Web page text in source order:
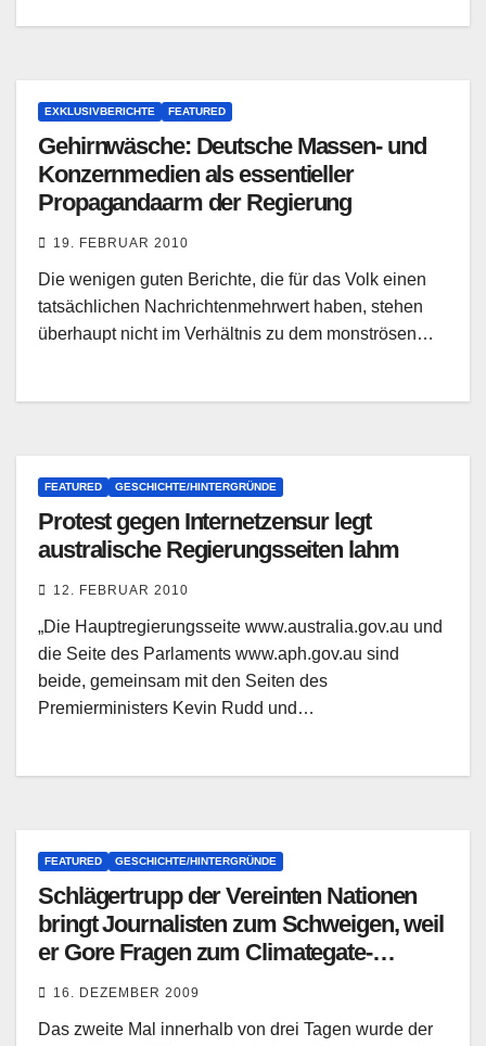
EXKLUSIVBERICHTE FEATURED
Gehirnwäsche: Deutsche Massen- und
Konzernmedien als essentieller
Propagandaarm der Regierung
19. FEBRUAR 2010
Die wenigen guten Berichte, die für das Volk einen
tatsächlichen Nachrichtenmehrwert haben, stehen
überhaupt nicht im Verhältnis zu dem monströsen…
FEATURED GESCHICHTE/HINTERGRÜNDE
Protest gegen Internetzensur legt
australische Regierungsseiten lahm
12. FEBRUAR 2010
„Die Hauptregierungsseite www.australia.gov.au und
die Seite des Parlaments www.aph.gov.au sind
beide, gemeinsam mit den Seiten des
Premierministers Kevin Rudd und…
FEATURED GESCHICHTE/HINTERGRÜNDE
Schlägertrupp der Vereinten Nationen
bringt Journalisten zum Schweigen, weil
er Gore Fragen zum Climategate-
Skandal stellte
16. DEZEMBER 2009
Das zweite Mal innerhalb von drei Tagen wurde der